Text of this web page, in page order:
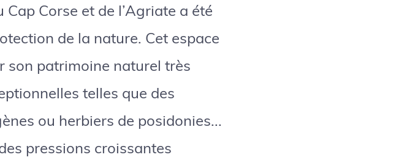
Corse et de l’Agriate a été
de la nature. Cet espace
son patrimoine naturel très
telles que des
ou herbiers de posidonies...
pressions croissantes